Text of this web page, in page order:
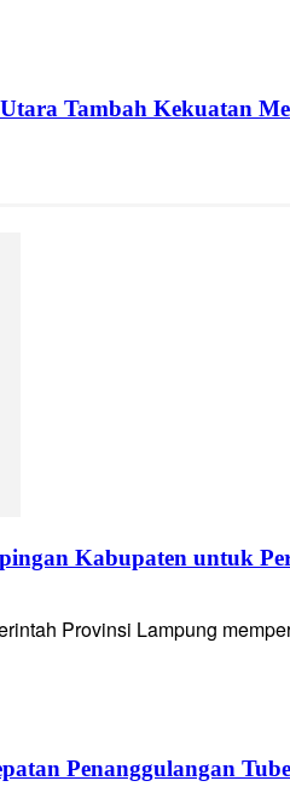
Tambah Kekuatan
Kabupaten untuk
Provinsi Lampung
Penanggulangan